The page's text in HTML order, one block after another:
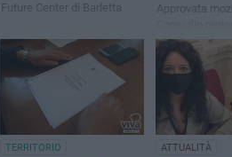
Future Center di Barletta
Approvata
TERRITORIO ATTUALITÀ